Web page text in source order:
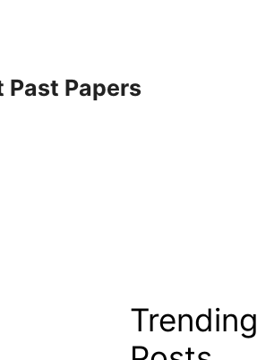
Past Papers
Trending